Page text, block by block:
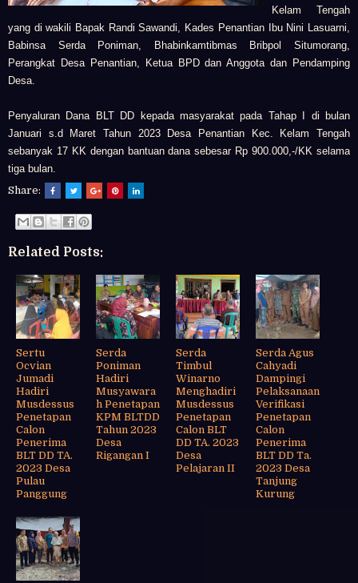
Kelam Tengah
yang di wakili Bapak Randi Sawandi, Kades Penantian Ibu Nini Lasuarni,
Babinsa Serda Poniman, Bhabinkamtibmas Bribpol Situmorang,
Perangkat Desa Penantian, Ketua BPD dan Anggota dan Pendamping
Desa.
Penyaluran Dana BLT DD kepada masyarakat pada Tahap I di bulan
Januari s.d Maret Tahun 2023 Desa Penantian Kec. Kelam Tengah
sebanyak 17 KK dengan bantuan dana sebesar Rp 900.000,-/KK selama
tiga bulan.
Share:
Related Posts:
Sertu
Ocvian
Jumadi
Hadiri
Musdessus
Penetapan
Calon
Penerima
BLT DD TA.
2023 Desa
Pulau
Panggung
Serda
Poniman
Hadiri
Musyawara
h Penetapan
KPM BLTDD
Tahun 2023
Desa
Rigangan I
Serda
Timbul
Winarno
Menghadiri
Musdessus
Penetapan
Calon BLT
DD TA. 2023
Desa
Pelajaran II
Serda Agus
Cahyadi
Dampingi
Pelaksanaan
Verifikasi
Penetapan
Calon
Penerima
BLT DD Ta.
2023 Desa
Tanjung
Kurung